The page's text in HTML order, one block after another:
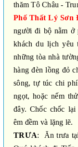
thăm Tô Châu -
Phố Thất Lý Sơn
người đi bộ nằm ở
khách du lịch yêu
những tòa nhà
hàng đèn lồng đỏ
sông, tự túc chi
ngọt, hoặc nếm
đây. Chốc chốc
êm đềm và lặng lẽ.
TRƯA: Ăn trưa